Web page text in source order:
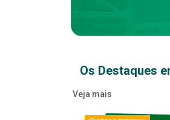
Os Destaques
Veja mais